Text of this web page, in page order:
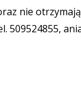
nie
509524855,